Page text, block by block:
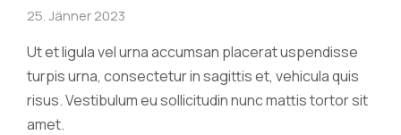
25. Jänner 2023
Ut et ligula vel urna accumsan placerat uspendisse
turpis urna, consectetur in sagittis et, vehicula quis
risus. Vestibulum eu sollicitudin nunc mattis tortor sit
amet.